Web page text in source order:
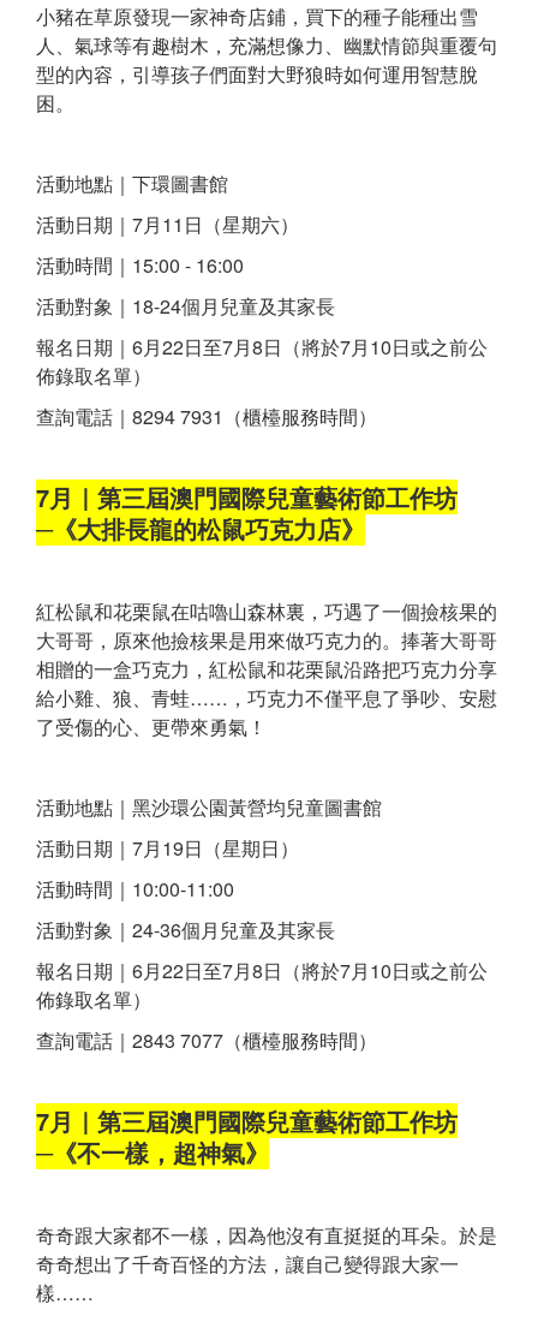
小豬在草原發現一家神奇店鋪，買下的種子能種出雪
人、氣球等有趣樹木，充滿想像力、幽默情節與重覆句
型的內容，引導孩子們面對大野狼時如何運用智慧脫
困。
活動地點｜下環圖書館
活動日期｜7月11日（星期六）
活動時間｜15:00 - 16:00
活動對象｜18-24個月兒童及其家長
報名日期｜6月22日至7月8日（將於7月10日或之前公
佈錄取名單）
查詢電話｜8294 7931（櫃檯服務時間）
7月｜第三屆澳門國際兒童藝術節工作坊
─《大排長龍的松鼠巧克力店》
紅松鼠和花栗鼠在咕嚕山森林裏，巧遇了一個撿核果的
大哥哥，原來他撿核果是用來做巧克力的。捧著大哥哥
相贈的一盒巧克力，紅松鼠和花栗鼠沿路把巧克力分享
給小雞、狼、青蛙……，巧克力不僅平息了爭吵、安慰
了受傷的心、更帶來勇氣！
活動地點｜黑沙環公園黃營均兒童圖書館
活動日期｜7月19日（星期日）
活動時間｜10:00-11:00
活動對象｜24-36個月兒童及其家長
報名日期｜6月22日至7月8日（將於7月10日或之前公
佈錄取名單）
查詢電話｜2843 7077（櫃檯服務時間）
7月｜第三屆澳門國際兒童藝術節工作坊
─《不一樣，超神氣》
奇奇跟大家都不一樣，因為他沒有直挺挺的耳朵。於是
奇奇想出了千奇百怪的方法，讓自己變得跟大家一
樣……